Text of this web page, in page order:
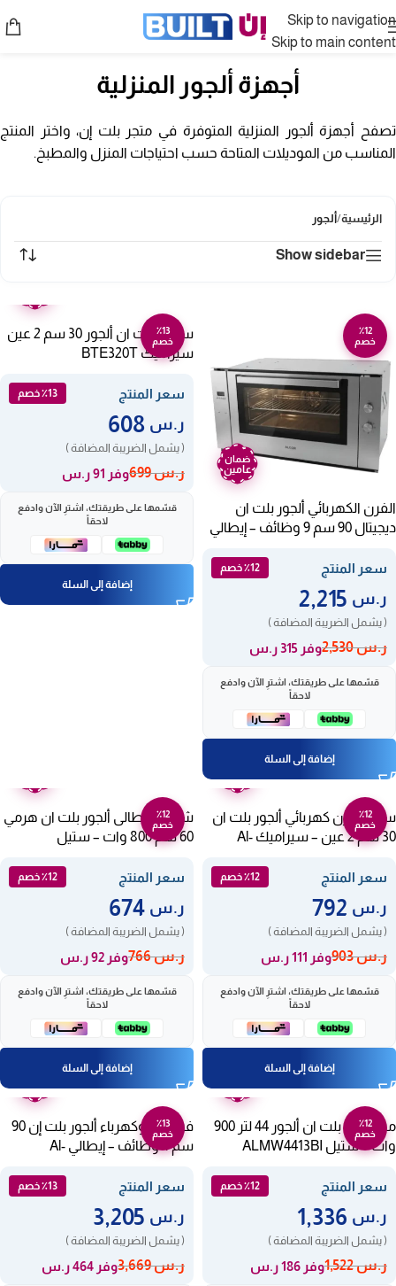
Skip to navigation
Skip to main content
أجهزة ألجور المنزلية
تصفح أجهزة ألجور المنزلية المتوفرة في متجر بلت إن، واختر المنتج
المناسب من الموديلات المتاحة حسب احتياجات المنزل والمطبخ.
الرئيسية/ألجور
Show sidebar
٪12
خصم
ضمان
عامين
الفرن الكهربائي ألجور بلت ان
ديجيتال 90 سم 9 وظائف – إيطالي
سعر المنتج
٪12 خصم
ر.س
( يشمل الضريبة المضافة )
ر.س2,530 وفر 315 ر.س
قسّمها على طريقتك، اشترِ الآن وادفع
لاحقاً
إضافة إلى السلة
٪13
خصم
سطح بلت ان ألجور 30 سم 2 عين
سيراميك BTE320T
سعر المنتج ٪13 خصم
ر.س
( يشمل الضريبة المضافة )
ر.س699 وفر 91 ر.س
قسّمها على طريقتك، اشترِ الآن وادفع
لاحقاً
إضافة إلى السلة
٪12
خصم
عامين
سطح فرن كهربائي ألجور بلت ان
30 سم 2 عين – سيراميك Al-
سعر المنتج
٪12 خصم
ر.س
( يشمل الضريبة المضافة )
ر.س903 وفر 111 ر.س
قسّمها على طريقتك، اشترِ الآن وادفع
لاحقاً
إضافة إلى السلة
٪12
خصم
شفاط ايطالى ألجور بلت ان هرمي
60 سم 800 وات – ستيل
سعر المنتج
٪12 خصم
ر.س
( يشمل الضريبة المضافة )
ر.س766 وفر 92 ر.س
قسّمها على طريقتك، اشترِ الآن وادفع
لاحقاً
إضافة إلى السلة
٪12
خصم
عامين
ميكرويف بلت ان ألجور 44 لتر 900
وات – ستيل ALMW4413BI
سعر المنتج ٪12 خصم
ر.س
( يشمل الضريبة المضافة )
ر.س1,522 وفر 186 ر.س
٪13
خصم
عامين
فرن غاز وكهرباء ألجور بلت إن 90
سم 4 وظائف – إيطالي Al-
سعر المنتج
٪13 خصم
ر.س
( يشمل الضريبة المضافة )
ر.س3,669 وفر 464 ر.س